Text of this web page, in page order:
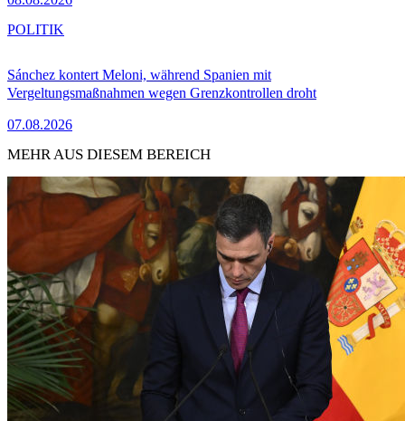
Sánchez kontert Meloni, während Spanien mit
Vergeltungsmaßnahmen wegen Grenzkontrollen droht
07.08.2026
POLITIK
MEHR AUS DIESEM BEREICH